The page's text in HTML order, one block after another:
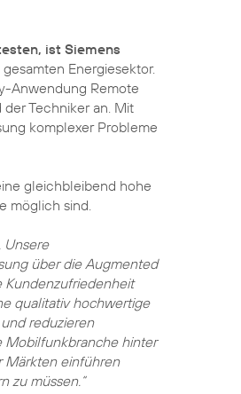
ist Siemens
Energiesektor.
Anwendung Remote
Techniker an. Mit
komplexer Probleme
gleichbleibend hohe
möglich sind.
Unsere
über die Augmented
Kundenzufriedenheit
qualitativ hochwertige
reduzieren
Mobilfunkbranche hinter
Märkten einführen
zu müssen.“